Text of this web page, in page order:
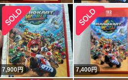
7,900円 7,400円